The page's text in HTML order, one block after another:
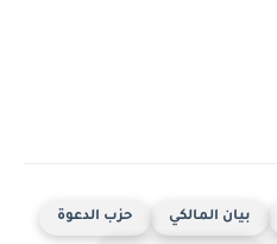
بيان المالكي حزب الدعوة